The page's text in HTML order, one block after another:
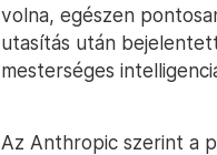
volna, egészen
utasítás után
mesterséges
Az Anthropic szerint a